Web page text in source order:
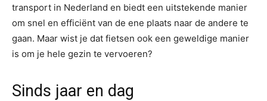
transport in Nederland en biedt een uitstekende manier
om snel en efficiënt van de ene plaats naar de andere te
gaan. Maar wist je dat fietsen ook een geweldige manier
is om je hele gezin te vervoeren?
Sinds jaar en dag